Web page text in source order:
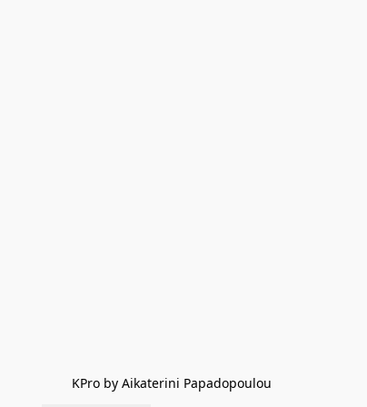
KPro by Aikaterini Papadopoulou